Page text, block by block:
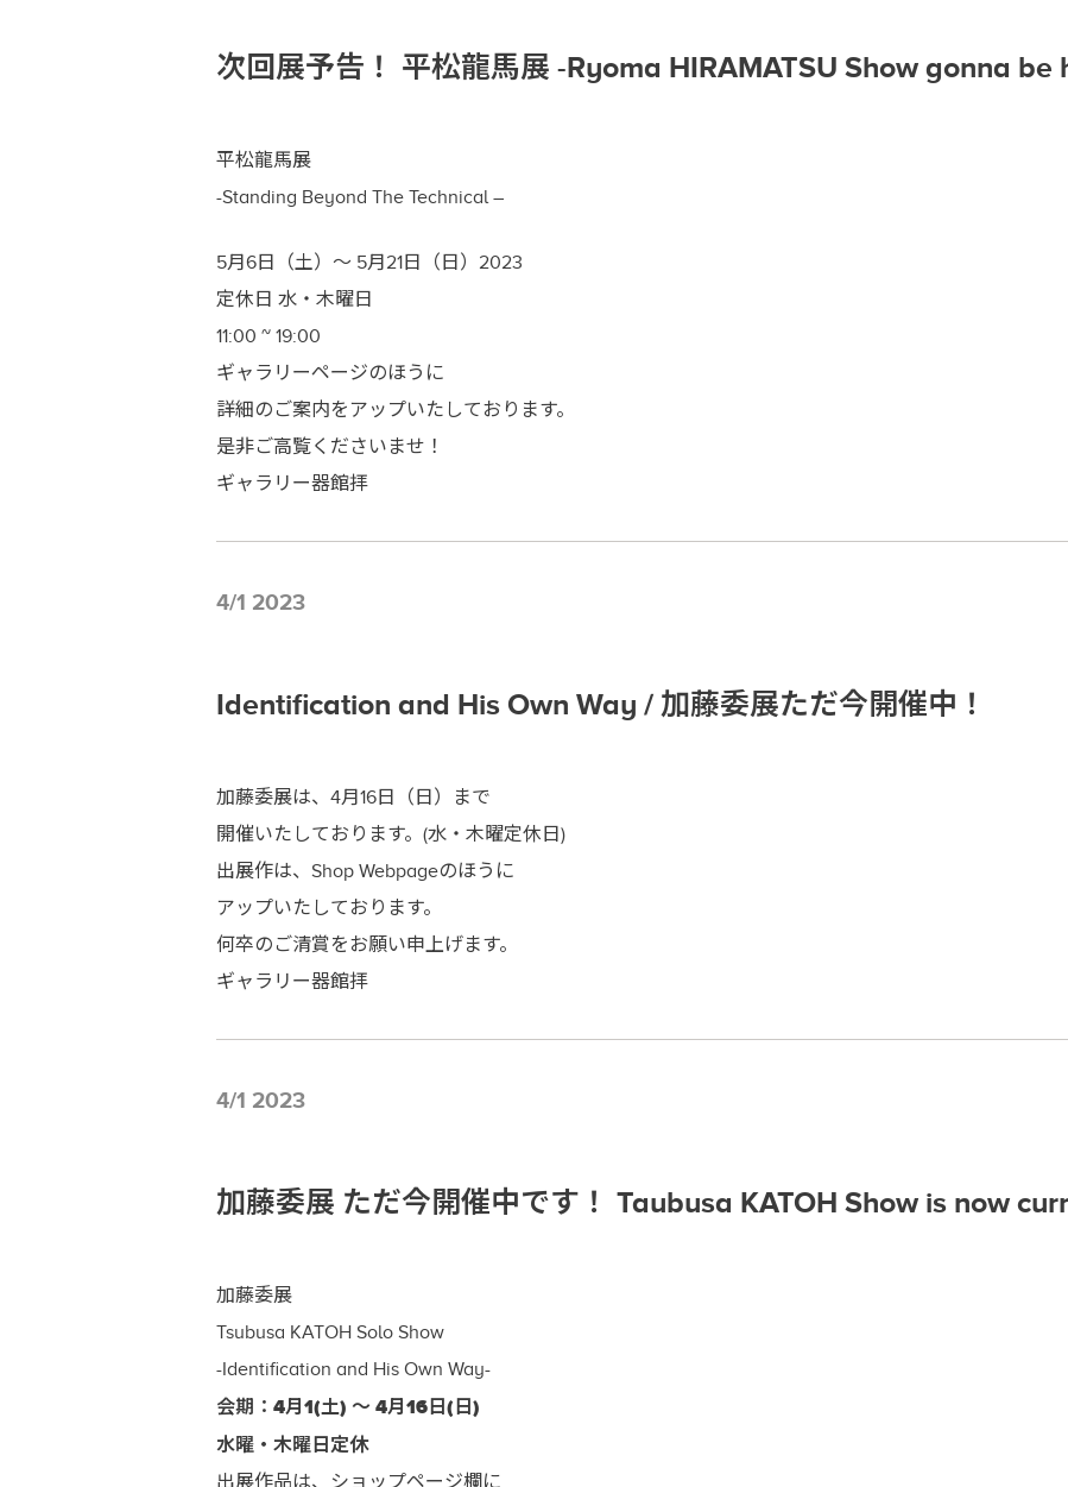
次回展予告！ 平松龍馬展 -Ryoma HIRAMATSU Show gonna be
平松龍馬展
-Standing Beyond The Technical –
5月6日（土）～ 5月21日（日）2023
定休日 水・木曜日
11:00 ~ 19:00
ギャラリーページのほうに
詳細のご案内をアップいたしております。
是非ご高覧くださいませ！
ギャラリー器館拝
4/1 2023
Identification and His Own Way / 加藤委展ただ今開催中！
加藤委展は、4月16日（日）まで
開催いたしております。(水・木曜定休日)
出展作は、Shop Webpageのほうに
アップいたしております。
何卒のご清賞をお願い申上げます。
ギャラリー器館拝
4/1 2023
加藤委展 ただ今開催中です！ Taubusa KATOH Show is now
加藤委展
Tsubusa KATOH Solo Show
-Identification and His Own Way-
会期：4月1(土) ～ 4月16日(日)
水曜・木曜日定休
出展作品は、ショップページ欄に